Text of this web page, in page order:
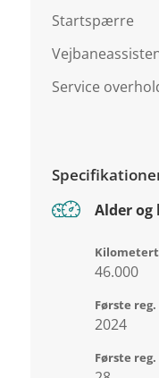
Startspærre
Service
Alder
46.000
Første
2024
Første reg.